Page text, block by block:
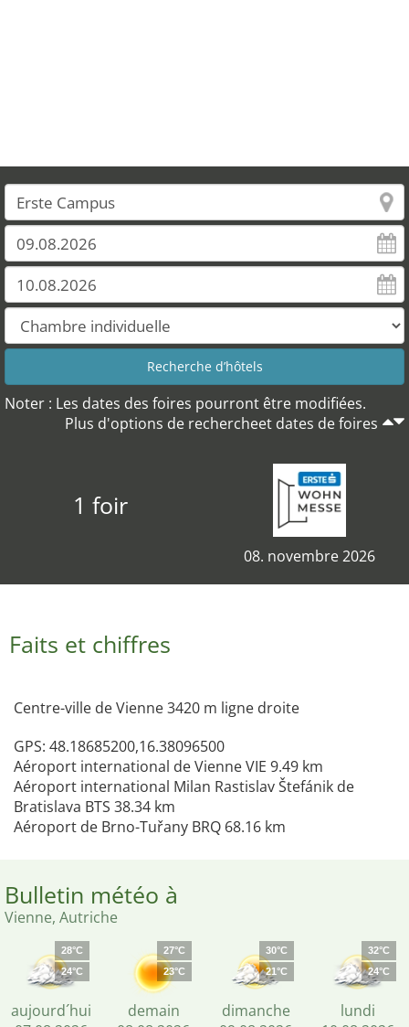
Noter : Les dates des foires pourront être modifiées.
Plus d'options de rechercheet dates de foires
1 foir
08. novembre 2026
Faits et chiffres
Centre-ville de Vienne 3420 m ligne droite
GPS: 48.18685200,16.38096500
Aéroport international de Vienne VIE 9.49 km
Aéroport international Milan Rastislav Štefánik de
Bratislava BTS 38.34 km
Aéroport de Brno-Tuřany BRQ 68.16 km
Bulletin météo à
Vienne, Autriche
28°C
24°C
aujourd´hui
27°C
23°C
demain
30°C
21°C
dimanche
32°C
24°C
lundi